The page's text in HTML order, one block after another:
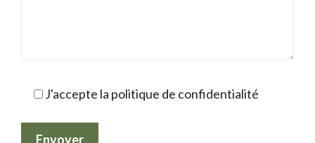
J'accepte la politique de confidentialité